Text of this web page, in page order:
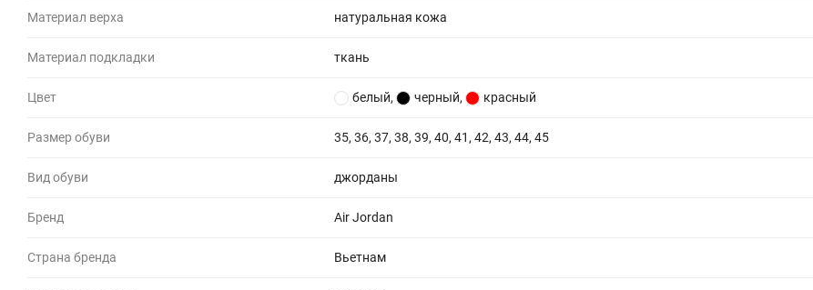
Материал верха натуральная кожа
Материал подкладки ткань
Цвет белый, черный, красный
Размер обуви 35, 36, 37, 38, 39, 40, 41, 42, 43, 44, 45
Вид обуви джорданы
Бренд Air Jordan
Страна бренда Вьетнам